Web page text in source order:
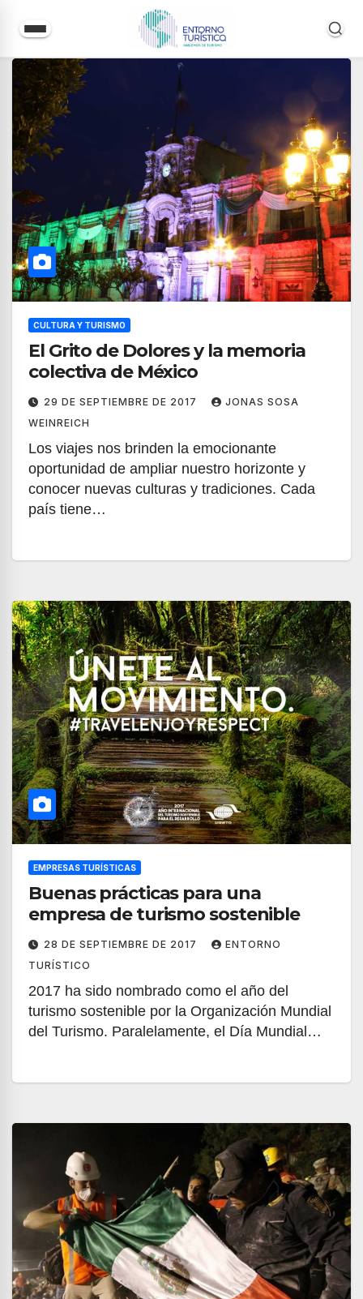
Saltar
contenido
CULTURA Y TURISMO
El Grito de Dolores y la memoria
colectiva de México
29 DE SEPTIEMBRE DE 2017
JONAS SOSA
WEINREICH
Los viajes nos brinden la emocionante
oportunidad de ampliar nuestro horizonte y
conocer nuevas culturas y tradiciones. Cada
país tiene…
EMPRESAS TURÍSTICAS
Buenas prácticas para una
empresa de turismo sostenible
28 DE SEPTIEMBRE DE 2017
ENTORNO
TURÍSTICO
2017 ha sido nombrado como el año del
turismo sostenible por la Organización Mundial
del Turismo. Paralelamente, el Día Mundial…